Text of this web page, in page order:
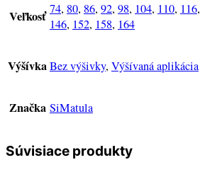
Veľkosť 74, 80, 86, 92, 98, 104, 110, 116,
146, 152, 158, 164
VýšívkaBez výšivky, Výšívaná aplikácia
Značka SiMatula
Súvisiace produkty